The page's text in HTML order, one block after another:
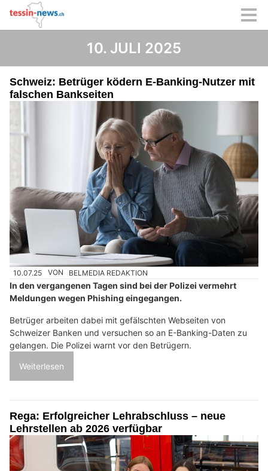
10. JULI 2025
Schweiz: Betrüger ködern E-Banking-Nutzer mit
falschen Bankseiten
10.07.25 VON BELMEDIA REDAKTION
In den vergangenen Tagen sind bei der Polizei vermehrt
Meldungen wegen Phishing eingegangen.
Betrüger arbeiten dabei mit gefälschten Webseiten von
Schweizer Banken und versuchen so an E-Banking-Daten zu
gelangen. Die Polizei warnt vor den Betrügern.
Weiterlesen
Rega: Erfolgreicher Lehrabschluss – neue
Lehrstellen ab 2026 verfügbar